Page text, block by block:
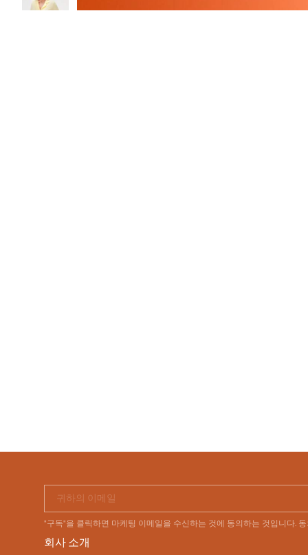
귀하의 이메일
"구독"을 클릭하면 마케팅 이메일을 수신하는 것에 동의하는 것입니다.
회사 소개